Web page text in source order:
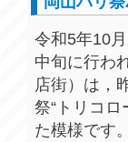
令和5年10
中旬に行わ
店街）は，
祭“トリコ
た模様です